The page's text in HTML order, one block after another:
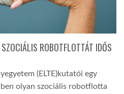
ROBOTFLOTTÁT IDŐS
(ELTE)kutatói egy
olyan szociális robotflotta